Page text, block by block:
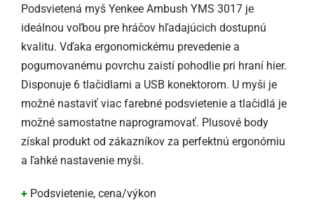
Podsvietená myš Yenkee Ambush YMS 3017 je
ideálnou voľbou pre hráčov hľadajúcich dostupnú
kvalitu. Vďaka ergonomickému prevedenie a
pogumovanému povrchu zaistí pohodlie pri hraní hier.
Disponuje 6 tlačidlami a USB konektorom. U myši je
možné nastaviť viac farebné podsvietenie a tlačidlá je
možné samostatne naprogramovať. Plusové body
získal produkt od zákazníkov za perfektnú ergonómiu
a ľahké nastavenie myši.
+ Podsvietenie, cena/výkon